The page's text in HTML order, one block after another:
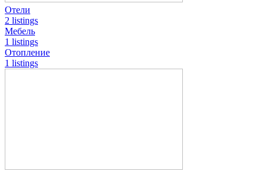
Отели
2 listings
Мебель
1 listings
Отопление
1 listings